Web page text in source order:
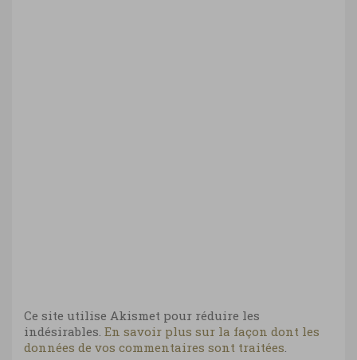
Ce site utilise Akismet pour réduire les
indésirables. En savoir plus sur la façon dont les
données de vos commentaires sont traitées